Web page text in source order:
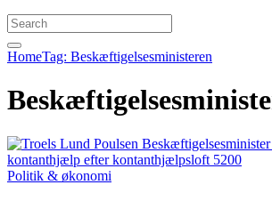
HomeTag: Beskæftigelsesministeren
Politik & økonomi